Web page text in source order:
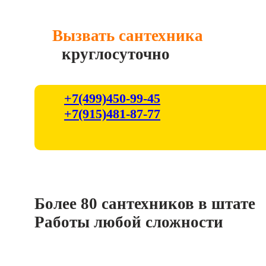
Вызвать сантехника
круглосуточно
+7(499)450-99-45
+7(915)481-87-77
Более 80 сантехников в штате
Работы любой сложности